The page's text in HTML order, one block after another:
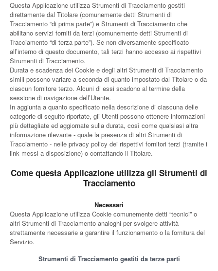
Questa Applicazione utilizza Strumenti di Tracciamento gestiti
direttamente dal Titolare (comunemente detti Strumenti di
Tracciamento “di prima parte”) e Strumenti di Tracciamento che
abilitano servizi forniti da terzi (comunemente detti Strumenti di
Tracciamento “di terza parte”). Se non diversamente specificato
all’interno di questo documento, tali terzi hanno accesso ai rispettivi
Strumenti di Tracciamento.
Durata e scadenza dei Cookie e degli altri Strumenti di Tracciamento
simili possono variare a seconda di quanto impostato dal Titolare o da
ciascun fornitore terzo. Alcuni di essi scadono al termine della
sessione di navigazione dell’Utente.
In aggiunta a quanto specificato nella descrizione di ciascuna delle
categorie di seguito riportate, gli Utenti possono ottenere informazioni
più dettagliate ed aggiornate sulla durata, così come qualsiasi altra
informazione rilevante - quale la presenza di altri Strumenti di
Tracciamento - nelle privacy policy dei rispettivi fornitori terzi (tramite i
link messi a disposizione) o contattando il Titolare.
Come questa Applicazione utilizza gli Strumenti di
Tracciamento
Necessari
Questa Applicazione utilizza Cookie comunemente detti “tecnici” o
altri Strumenti di Tracciamento analoghi per svolgere attività
strettamente necessarie a garantire il funzionamento o la fornitura del
Servizio.
Strumenti di Tracciamento gestiti da terze parti